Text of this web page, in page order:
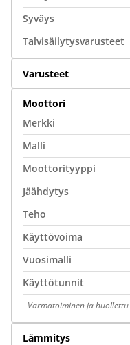
Syväys
Talvisäilytysvarusteet
Varusteet
Moottori
Merkki
Malli
Moottorityyppi
Jäähdytys
Teho
Käyttövoima
Vuosimalli
Käyttötunnit
- Varmatoiminen ja
Lämmitys